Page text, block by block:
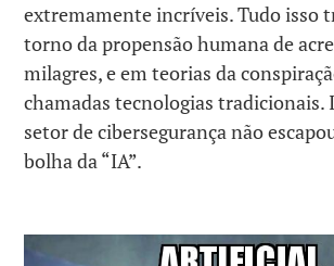
extremamente incríveis. Tudo isso
torno da propensão humana de
milagres, e em teorias da
chamadas tecnologias
setor de cibersegurança não
bolha da “IA”.